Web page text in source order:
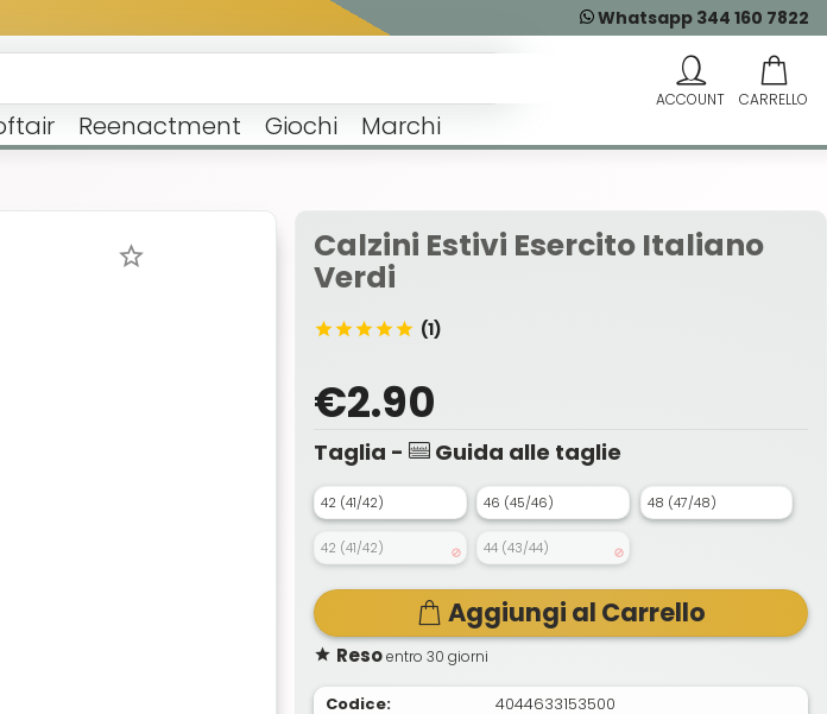
Whatsapp 344 160 7822
Reenactment Giochi Marchi
Calzini Estivi Esercito Italiano
Verdi
(1)
€2.90
Taglia - Guida alle taglie
42 (41/42) 46 (45/46) 48 (47/48)
42 (41/42) 44 (43/44)
Aggiungi al Carrello
Resoentro 30 giorni
Codice:
4044633153500